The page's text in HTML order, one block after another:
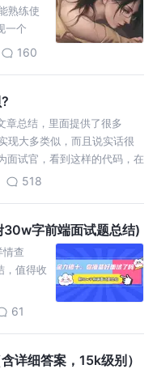
熟练使
一个
考验。
160
章总结，里面提供了很多
现大多类似，而且说实话很
面试官，看到这样的代码，在
深拷贝来讲一讲。 本文由
518
30w字前端面试题总结)
情查
，值得收
61
详细答案，15k级别）